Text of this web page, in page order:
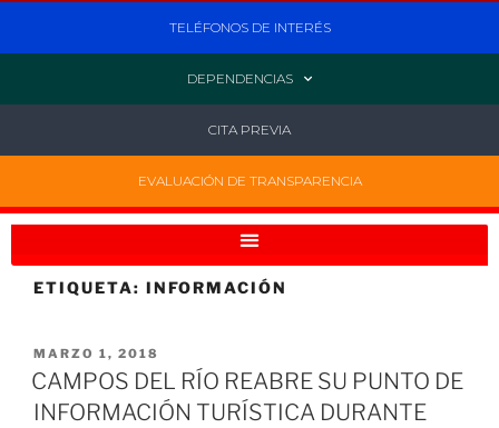
TELÉFONOS DE INTERÉS
DEPENDENCIAS
CITA PREVIA
EVALUACIÓN DE TRANSPARENCIA
ETIQUETA: INFORMACIÓN
MARZO 1, 2018
CAMPOS DEL RÍO REABRE SU PUNTO DE
INFORMACIÓN TURÍSTICA DURANTE